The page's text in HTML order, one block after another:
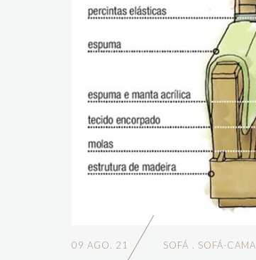
09 AGO. 21 SOFÁ SOFÁ-CAMA